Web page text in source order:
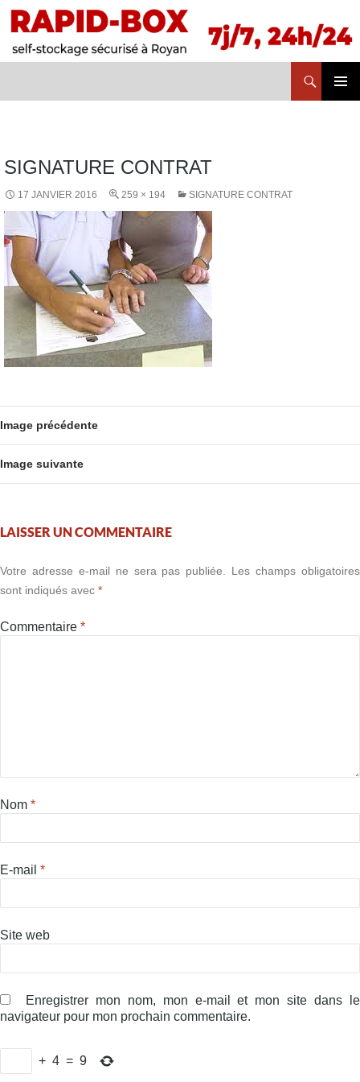
SIGNATURE CONTRAT
17 JANVIER 2016 259 × 194 SIGNATURE CONTRAT
Image précédente
Image suivante
LAISSER UN COMMENTAIRE
Votre adresse e-mail ne sera pas publiée.
Les champs obligatoires
sont indiqués avec *
Commentaire *
Nom *
E-mail *
Site web
Enregistrer mon nom, mon e-mail et mon site dans le
navigateur pour mon prochain commentaire.
+ 4 = 9